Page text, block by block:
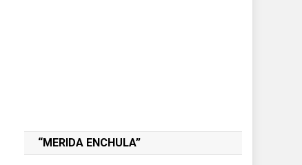
“MERIDA ENCHULA”